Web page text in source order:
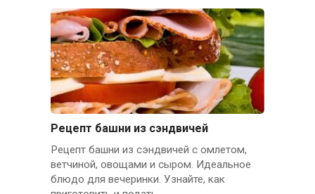
Рецепт башни из сэндвичей
Рецепт башни из сэндвичей с омлетом,
ветчиной, овощами и сыром. Идеальное
блюдо для вечеринки. Узнайте, как